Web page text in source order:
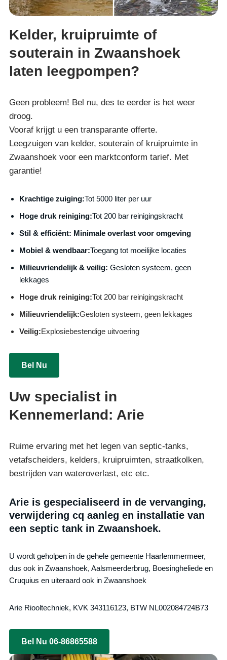
Kelder, kruipruimte of
souterain in Zwaanshoek
laten leegpompen?
Geen probleem! Bel nu, des te eerder is het weer
droog.
Vooraf krijgt u een transparante offerte.
Leegzuigen van kelder, souterain of kruipruimte in
Zwaanshoek voor een marktconform tarief. Met
garantie!
Krachtige zuiging:Tot 5000 liter per uur
Hoge druk reiniging:Tot 200 bar reinigingskracht
Stil & efficiënt: Minimale overlast voor omgeving
Mobiel & wendbaar:Toegang tot moeilijke locaties
Milieuvriendelijk & veilig: Gesloten systeem, geen
lekkages
Hoge druk reiniging:Tot 200 bar reinigingskracht
Milieuvriendelijk:Gesloten systeem, geen lekkages
Veilig:Explosiebestendige uitvoering
Bel Nu
Uw specialist in
Kennemerland: Arie
Ruime ervaring met het legen van septic-tanks,
vetafscheiders, kelders, kruipruimten, straatkolken,
bestrijden van wateroverlast, etc etc.
Arie is gespecialiseerd in de vervanging,
verwijdering cq aanleg en installatie van
een septic tank in Zwaanshoek.
U wordt geholpen in de gehele gemeente Haarlemmermeer,
dus ook in Zwaanshoek, Aalsmeerderbrug, Boesingheliede en
Cruquius en uiteraard ook in Zwaanshoek
Arie Riooltechniek, KVK 343116123, BTW NL002084724B73
Bel Nu 06-86865588